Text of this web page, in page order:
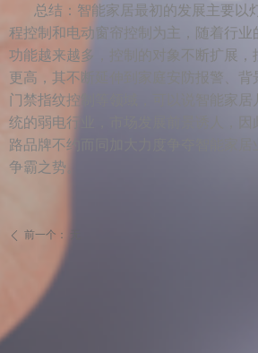
总结：智能家居最初的发展主要以
程控制和电动窗帘控制为主，随着行业
功能越来越多，控制的对象不断扩展，
更高，其不断延伸到家庭安防报警、背
门禁指纹控制等领域，可以说智能家居
统的弱电行业，市场发展前景诱人，因
路品牌不约而同加大力度争夺智能家居
争霸之势。
ꄴ 前一个：